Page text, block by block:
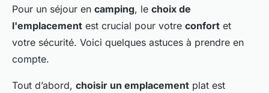
Pour un séjour en camping, le choix de
l'emplacement est crucial pour votre confort et
votre sécurité. Voici quelques astuces à prendre en
compte.
Tout d’abord, choisir un emplacement plat est